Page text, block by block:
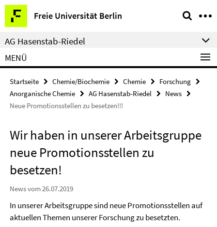
Springe
direkt
zu
Inhalt
Freie Universität Berlin
Service-
Navigation
AG Hasenstab-Riedel
MENÜ
Startseite Chemie/Biochemie Chemie
Forschung
Anorganische Chemie
AG Hasenstab-Riedel
News
Neue Promotionsstellen zu besetzen!!!
Wir haben in unserer Arbeitsgruppe
neue Promotionsstellen zu
besetzen!
News vom 26.07.2019
In unserer Arbeitsgruppe sind neue Promotionsstellen auf
aktuellen Themen unserer Forschung zu besetzten.